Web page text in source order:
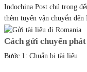
Indochina Post chú trọng
thêm tuyến vận chuyển đến
Cách gửi chuyển
Bước 1: Chuẩn bị tài liệu